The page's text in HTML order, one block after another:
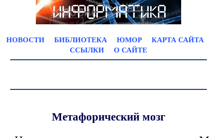
НОВОСТИ БИБЛИОТЕКА ЮМОР
КАРТА САЙТА
ССЫЛКИ
О САЙТЕ
Метафорический мозг